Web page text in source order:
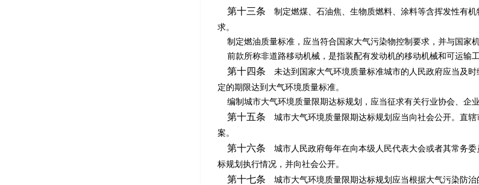
第十三条 制定燃煤、石油焦、生物质燃料、涂料等含挥发性有
求。
制定燃油质量标准，应当符合国家大气污染物控制要求，并与国家
前款所称非道路移动机械，是指装配有发动机的移动机械和可运输工
第十四条 未达到国家大气环境质量标准城市的人民政府应当及
定的期限达到大气环境质量标准。
编制城市大气环境质量限期达标规划，应当征求有关行业协会、企
第十五条 城市大气环境质量限期达标规划应当向社会公开。直
案。
第十六条 城市人民政府每年在向本级人民代表大会或者其常务
标规划执行情况，并向社会公开。
第十七条 城市大气环境质量限期达标规划应当根据大气污染防治